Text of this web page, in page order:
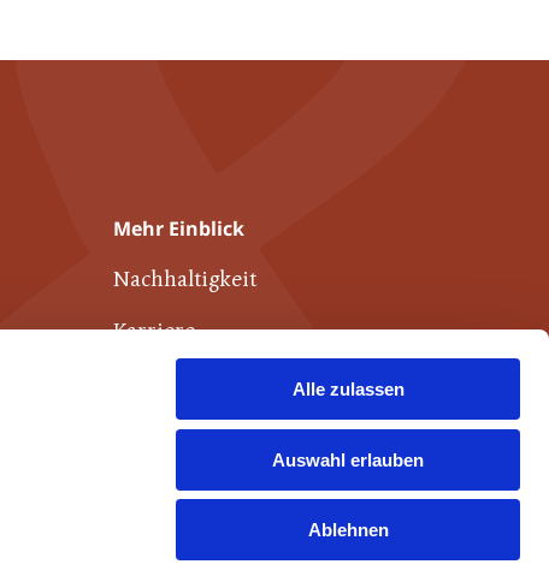
Alle zulassen
Auswahl erlauben
Ablehnen
Mehr Einblick
Nachhaltigkeit
Karriere
Weiterführende Links
Kontakt